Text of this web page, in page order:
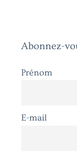
Abonnez-
Prénom
E-mail